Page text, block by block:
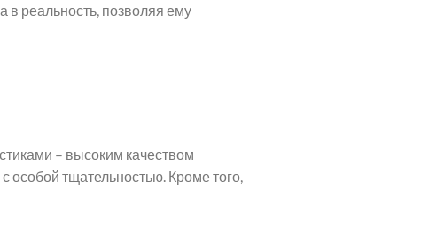
в реальность, позволяя ему
– высоким качеством
тщательностью. Кроме того,